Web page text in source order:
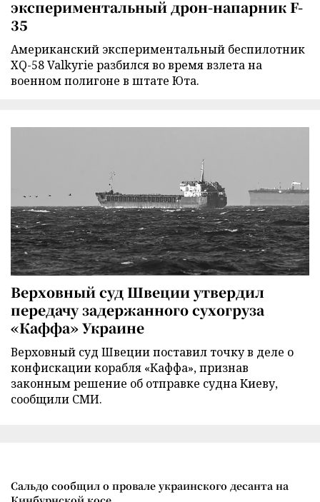
экспериментальный дрон-напарник F-
35
Американский экспериментальный беспилотник
XQ-58 Valkyrie разбился во время взлета на
военном полигоне в штате Юта.
Верховный суд Швеции утвердил
передачу задержанного сухогруза
«Каффа» Украине
Верховный суд Швеции поставил точку в деле о
конфискации корабля «Каффа», признав
законным решение об отправке судна Киеву,
сообщили СМИ.
Сальдо сообщил о провале украинского десанта на